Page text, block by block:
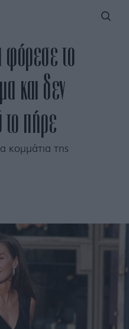
φόρεσε το
και δεν
πήρε
κομμάτια της